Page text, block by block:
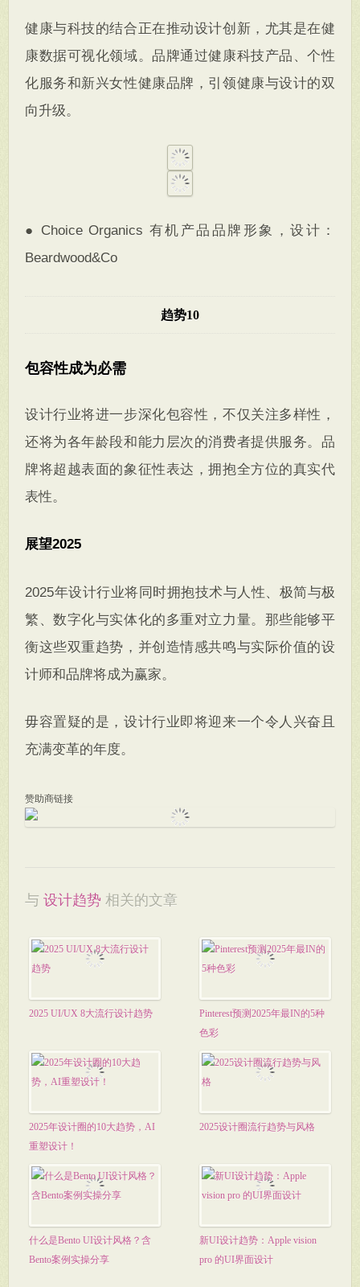
健康与科技的结合正在推动设计创新，尤其是在健
康数据可视化领域。品牌通过健康科技产品、个性
化服务和新兴女性健康品牌，引领健康与设计的双
向升级。
● Choice Organics 有机产品品牌形象，设计：
Beardwood&Co
趋势10
包容性成为必需
设计行业将进一步深化包容性，不仅关注多样性，
还将为各年龄段和能力层次的消费者提供服务。品
牌将超越表面的象征性表达，拥抱全方位的真实代
表性。
展望2025
2025年设计行业将同时拥抱技术与人性、极简与极
繁、数字化与实体化的多重对立力量。那些能够平
衡这些双重趋势，并创造情感共鸣与实际价值的设
计师和品牌将成为赢家。
毋容置疑的是，设计行业即将迎来一个令人兴奋且
充满变革的年度。
赞助商链接
与 设计趋势 相关的文章
2025 UI/UX 8大流行设计趋势
Pinterest预测2025年最IN的5种
色彩
2025年设计圈的10大趋势，AI
重塑设计！
2025设计圈流行趋势与风格
什么是Bento UI设计风格？含
Bento案例实操分享
新UI设计趋势：Apple vision
pro 的UI界面设计